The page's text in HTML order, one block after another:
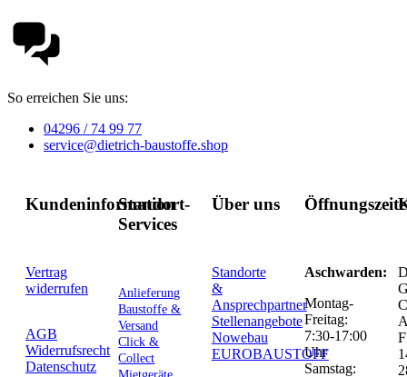
So erreichen Sie uns:
04296 / 74 99 77
service@dietrich-baustoffe.shop
Kundeninformation
Vertrag
widerrufen
AGB
Widerrufsrecht
Datenschutz
Standort-
Services
Anlieferung
Baustoffe &
Versand
Click &
Collect
Über uns
Standorte
&
Ansprechpartner
Stellenangebote
Nowebau
EUROBAUSTOFF
Aschwarden:
Montag-
Freitag:
7:30-17:00
Uhr
Samstag: